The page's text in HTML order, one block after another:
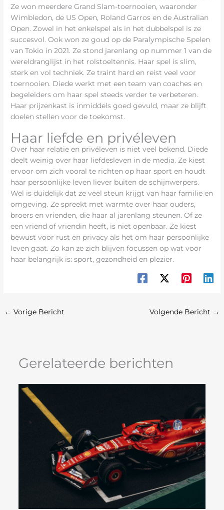
Ze won meerdere Grand Slam-toernooien, waaronder
Wimbledon, de US Open, Roland Garros en de Australian
Open. Zowel in het enkelspel als in het dubbelspel is ze
succesvol. Ook won ze goud op de Paralympische Spelen
van Tokio in 2021. Ze stond jarenlang op nummer 1 van de
wereldranglijst in het rolstoeltennis. Haar spel is slim,
sterk en vol techniek. Ze traint hard en reist veel voor
toernooien. Diede werkt met een team van coaches en
begeleiders om haar spel steeds verder te verbeteren.
Haar prijzenkast is inmiddels goed gevuld, maar ze blijft
doelen stellen voor de toekomst.
Haar liefde en privéleven
Over haar relatie en privéleven is niet veel bekend. Diede
deelt weinig over haar liefdesleven in de media. Ze kiest
ervoor om zich vooral te richten op haar sport en houdt
haar persoonlijke leven liever buiten de schijnwerpers.
Wel is duidelijk dat ze veel steun krijgt van haar familie en
omgeving. Ze spreekt met warmte over haar ouders,
broers en vrienden, die haar al jarenlang steunen. Of ze
een vriend of vriendin heeft, is niet openbaar. Ze kiest
bewust voor rust en privacy als het om haar persoonlijke
leven gaat. Zo kan ze zich blijven focussen op wat voor
haar belangrijk is: sport, gezondheid en plezier.
← Vorige Bericht Volgende Bericht →
Gerelateerde berichten